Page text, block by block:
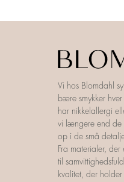
Vi hos Blomdahl
bære smykker
har nikkelallergi
vi længere end de
op i de små
Fra materialer, der
til
kvalitet, der